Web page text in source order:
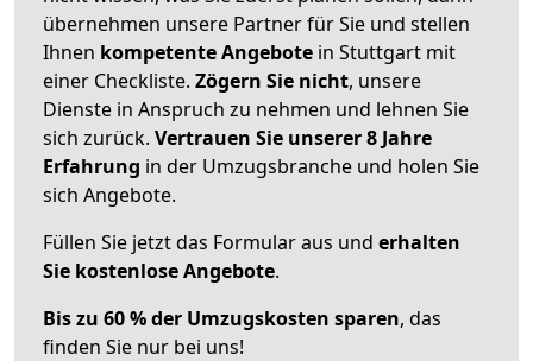
übernehmen unsere Partner für Sie und stellen
Ihnen kompetente Angebote in Stuttgart mit
einer Checkliste. Zögern Sie nicht, unsere
Dienste in Anspruch zu nehmen und lehnen Sie
sich zurück. Vertrauen Sie unserer 8 Jahre
Erfahrung in der Umzugsbranche und holen Sie
sich Angebote.
Füllen Sie jetzt das Formular aus und erhalten
Sie kostenlose Angebote.
Bis zu 60 % der Umzugskosten sparen, das
finden Sie nur bei uns!